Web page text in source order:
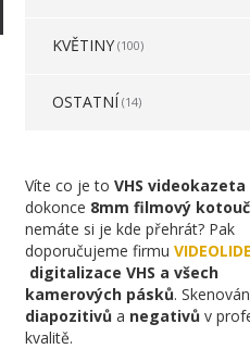
KVĚTINY (100)
OSTATNÍ (14)
Víte co je to VHS videokazeta
dokonce 8mm filmový
nemáte si je kde přehrát? Pak
doporučujeme firmu VIDEOLIDE
digitalizace VHS a všech
kamerových pásků.
diapozitivů a negativů v
kvalitě.